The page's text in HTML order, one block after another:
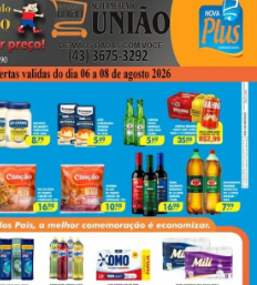
Next
Quanto Custa Instalar Box De Vidro No Banheiro Em Curitiba? Preços E Modelos